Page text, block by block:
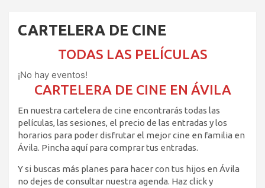
CARTELERA DE CINE
TODAS LAS PELÍCULAS
¡No hay eventos!
CARTELERA DE CINE EN ÁVILA
En nuestra cartelera de cine encontrarás todas las
películas, las sesiones, el precio de las entradas y los
horarios para poder disfrutar el mejor cine en familia en
Ávila. Pincha aquí para comprar tus entradas.
Y si buscas más planes para hacer con tus hijos en Ávila
no dejes de consultar nuestra agenda. Haz click y